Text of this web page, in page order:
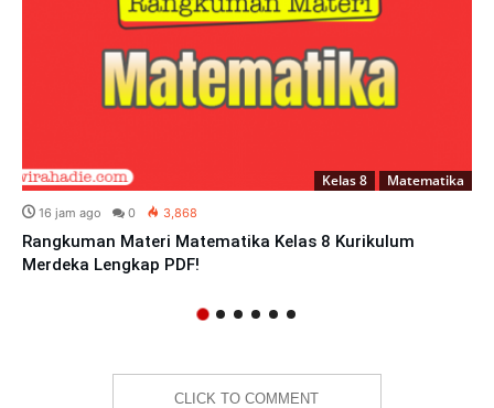
Kelas 8 Matematika
16 jam ago 0 3,868
Rangkuman Materi Matematika Kelas 8 Kurikulum
Merdeka Lengkap PDF!
CLICK TO COMMENT